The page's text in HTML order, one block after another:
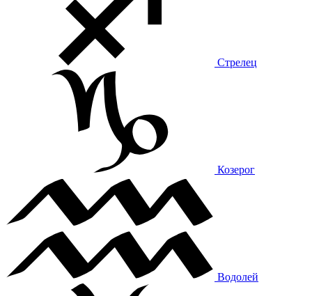
Стрелец
Козерог
Водолей